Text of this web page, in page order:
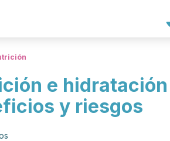
e
y riesgos